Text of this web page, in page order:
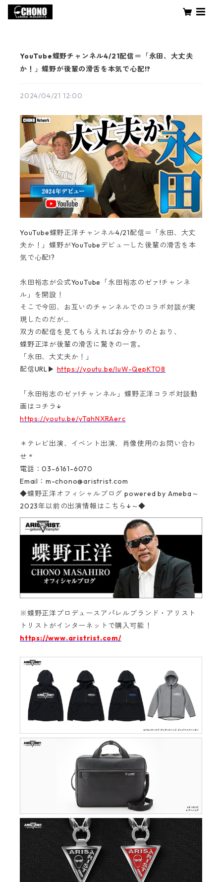
YouTube蝶野チャンネル4/21配信＝「永田、大丈夫
か！」蝶野が後輩の滑舌を本気で心配!?
2024/04/21 12:00
YouTube蝶野正洋チャンネル4/21配信＝「永田、大丈
夫か！」蝶野がYouTubeデビューした後輩の滑舌を本
気で心配!?
永田裕志が公式YouTube「永田裕志のゼァ!チャンネ
ル」を開設！
そこで今回、お互いのチャンネルでのコラボ対談が実
現したのだが…
双方の配信を見てもらえればお分かりのとおり、
蝶野正洋が後輩の滑舌に驚きの一言。
「永田、大丈夫か！」
配信URL▶ https://youtu.be/luW-QepKTO8
「永田裕志のゼァ!チャンネル」蝶野正洋コラボ対談動
画はコチラ↓
https://youtu.be/yTahNXRAerc
＊テレビ出演、イベント出演、肖像使用のお問い合わ
せ ＊
電話：03-6161-6070‬
Email： m-chono@aristrist.com
◆蝶野正洋オフィシャルブログ powered by Ameba～
2023年以前の出演情報はこちら↓～◆
※蝶野正洋プロデュースアパレルブランド・アリスト
トリストがインターネットで購入可能！‬
https://www.aristrist.com/